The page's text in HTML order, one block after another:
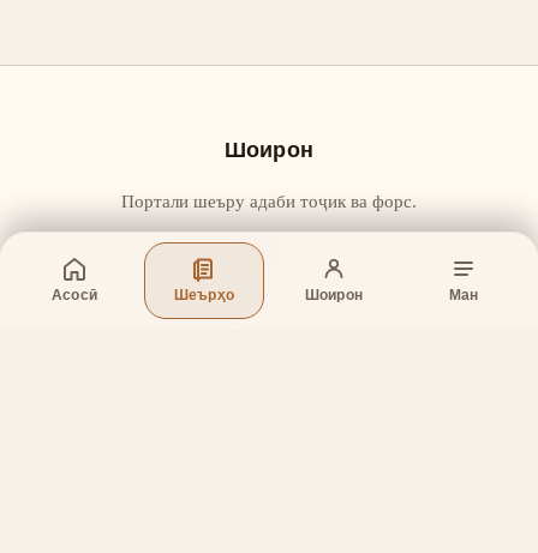
Асосӣ Шеърҳо Шоирон Ман
Шоирон
Портали шеъру адаби тоҷик ва форс.